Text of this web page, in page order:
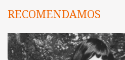
RECOMENDAMOS